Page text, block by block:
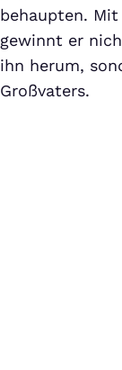
behaupten.
gewinnt er
ihn herum,
Großvaters.